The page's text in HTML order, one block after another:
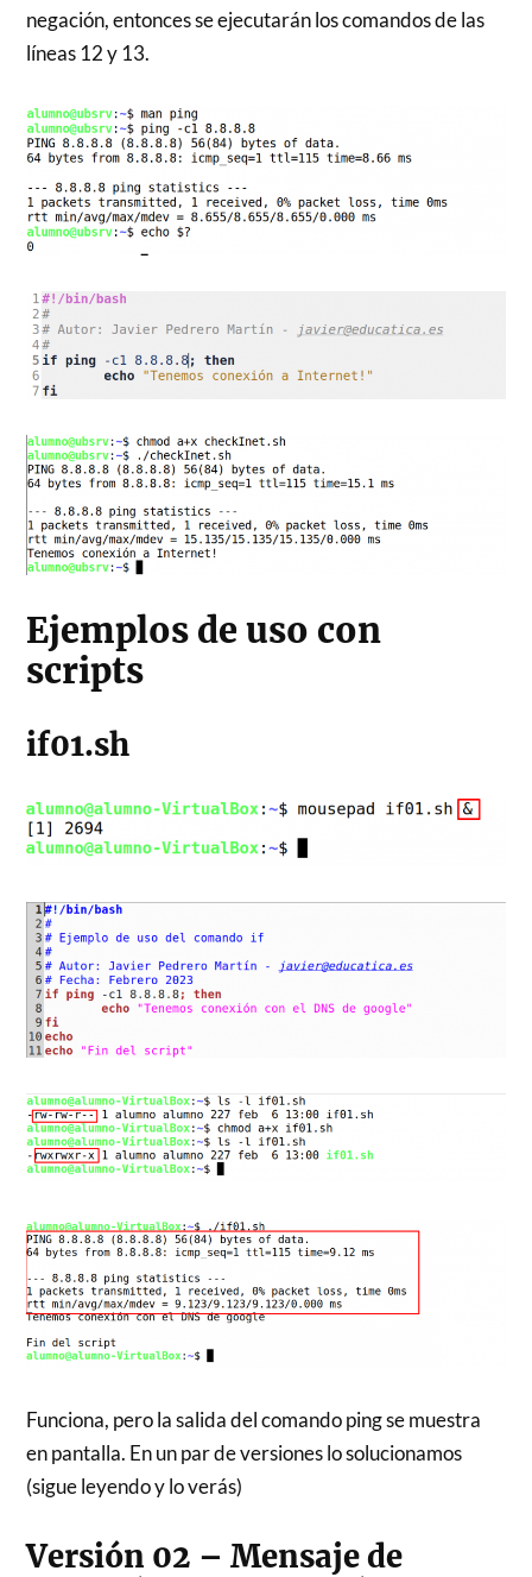
negación, entonces se ejecutarán los comandos de las
líneas 12 y 13.
Ejemplos de uso con
scripts
if01.sh
Funciona, pero la salida del comando ping se muestra
en pantalla. En un par de versiones lo solucionamos
(sigue leyendo y lo verás)
Versión 02 – Mensaje de